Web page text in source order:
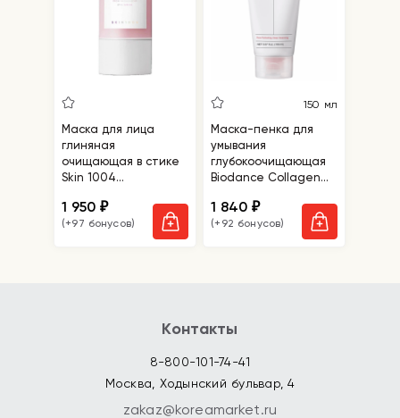
Маска для лица
глиняная
очищающая в стике
Skin 1004
Poremizing Quick Clay
Stick Mask
1 950₽
(+97 бонусов)
150 мл
Маска-пенка для
умывания
глубокоочищающая
Biodance Collagen
Cleanser
1 840₽
(+92 бонусов)
Контакты
8-800-101-74-41
Москва, Ходынский бульвар, 4
zakaz@koreamarket.ru